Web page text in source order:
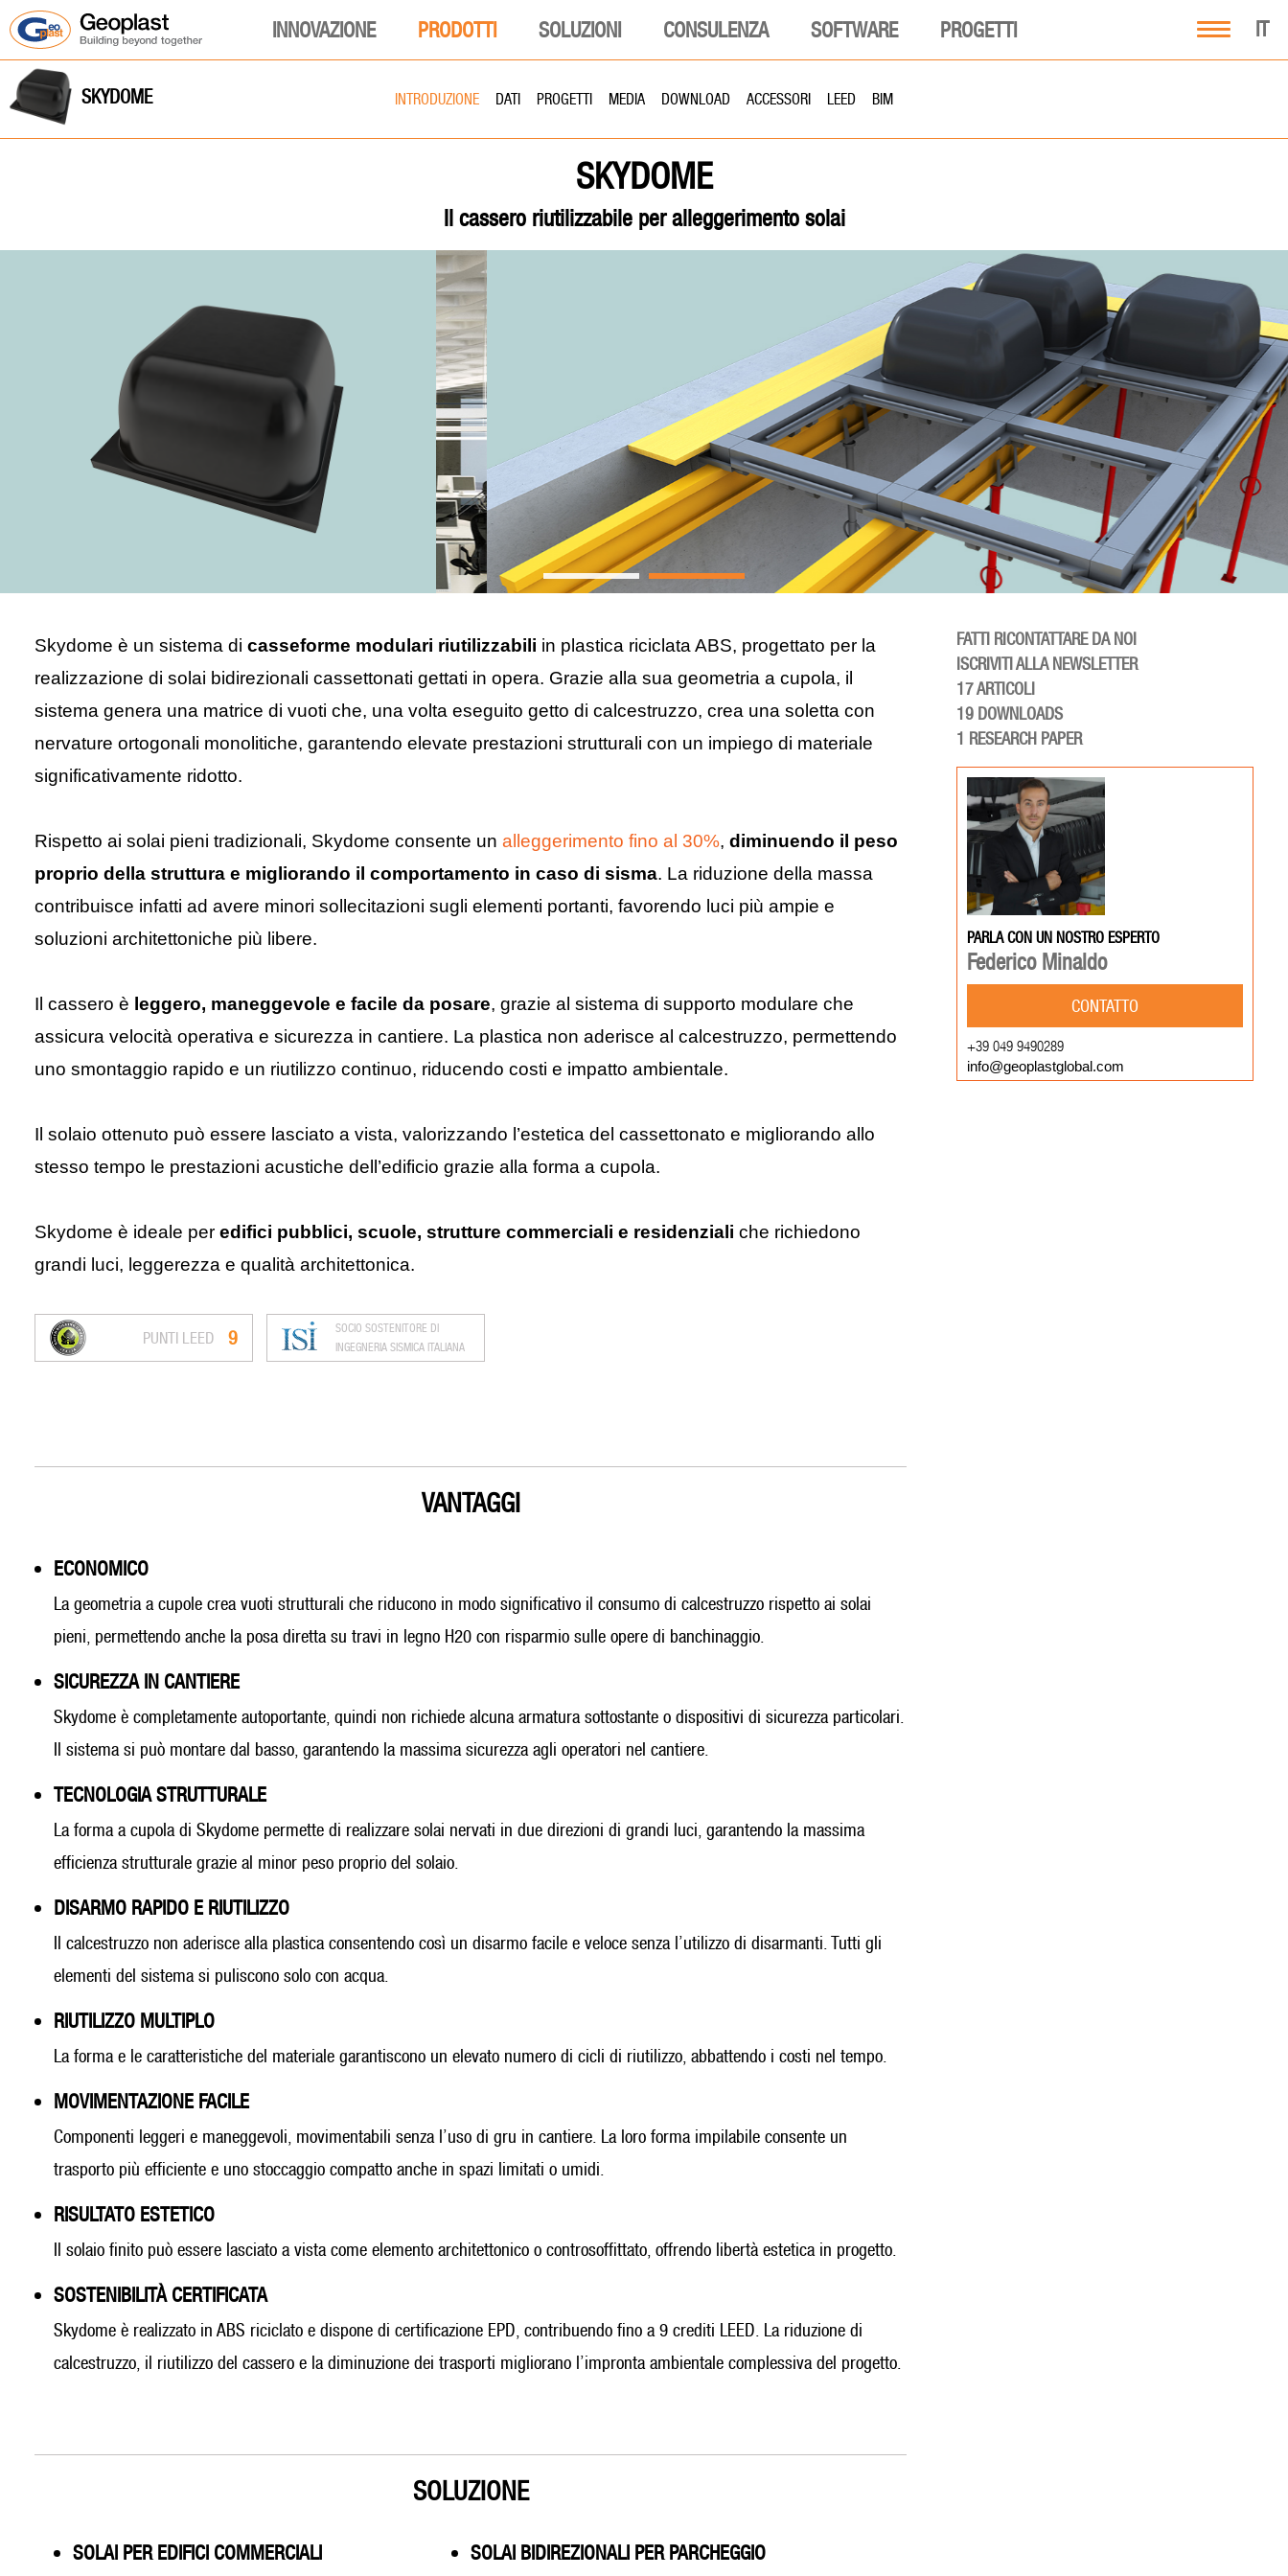
IT
INNOVAZIONE PRODOTTI SOLUZIONI CONSULENZA SOFTWARE PROGETTI
SKYDOME INTRODUZIONE DATI PROGETTI MEDIA DOWNLOAD ACCESSORI LEED BIM
SKYDOME
Il cassero riutilizzabile per alleggerimento solai
Skydome è un sistema di casseforme modulari riutilizzabili in plastica riciclata ABS, progettato per la
realizzazione di solai bidirezionali cassettonati gettati in opera. Grazie alla sua geometria a cupola, il
sistema genera una matrice di vuoti che, una volta eseguito getto di calcestruzzo, crea una soletta con
nervature ortogonali monolitiche, garantendo elevate prestazioni strutturali con un impiego di materiale
significativamente ridotto.
Rispetto ai solai pieni tradizionali, Skydome consente un alleggerimento fino al 30%, diminuendo il peso
proprio della struttura e migliorando il comportamento in caso di sisma. La riduzione della massa
contribuisce infatti ad avere minori sollecitazioni sugli elementi portanti, favorendo luci più ampie e
soluzioni architettoniche più libere.
Il cassero è leggero, maneggevole e facile da posare, grazie al sistema di supporto modulare che
assicura velocità operativa e sicurezza in cantiere. La plastica non aderisce al calcestruzzo, permettendo
uno smontaggio rapido e un riutilizzo continuo, riducendo costi e impatto ambientale.
Il solaio ottenuto può essere lasciato a vista, valorizzando l’estetica del cassettonato e migliorando allo
stesso tempo le prestazioni acustiche dell’edificio grazie alla forma a cupola.
Skydome è ideale per edifici pubblici, scuole, strutture commerciali e residenziali che richiedono
grandi luci, leggerezza e qualità architettonica.
PUNTI LEED 9
SOCIO SOSTENITORE DI
INGEGNERIA SISMICA ITALIANA
VANTAGGI
ECONOMICO
La geometria a cupole crea vuoti strutturali che riducono in modo significativo il consumo di calcestruzzo rispetto ai solai
pieni, permettendo anche la posa diretta su travi in legno H20 con risparmio sulle opere di banchinaggio.
SICUREZZA IN CANTIERE
Skydome è completamente autoportante, quindi non richiede alcuna armatura sottostante o dispositivi di sicurezza particolari.
Il sistema si può montare dal basso, garantendo la massima sicurezza agli operatori nel cantiere.
TECNOLOGIA STRUTTURALE
La forma a cupola di Skydome permette di realizzare solai nervati in due direzioni di grandi luci, garantendo la massima
efficienza strutturale grazie al minor peso proprio del solaio.
DISARMO RAPIDO E RIUTILIZZO
Il calcestruzzo non aderisce alla plastica consentendo così un disarmo facile e veloce senza l’utilizzo di disarmanti. Tutti gli
elementi del sistema si puliscono solo con acqua.
RIUTILIZZO MULTIPLO
La forma e le caratteristiche del materiale garantiscono un elevato numero di cicli di riutilizzo, abbattendo i costi nel tempo.
MOVIMENTAZIONE FACILE
Componenti leggeri e maneggevoli, movimentabili senza l’uso di gru in cantiere. La loro forma impilabile consente un
trasporto più efficiente e uno stoccaggio compatto anche in spazi limitati o umidi.
RISULTATO ESTETICO
Il solaio finito può essere lasciato a vista come elemento architettonico o controsoffittato, offrendo libertà estetica in progetto.
SOSTENIBILITÀ CERTIFICATA
Skydome è realizzato in ABS riciclato e dispone di certificazione EPD, contribuendo fino a 9 crediti LEED. La riduzione di
calcestruzzo, il riutilizzo del cassero e la diminuzione dei trasporti migliorano l’impronta ambientale complessiva del progetto.
SOLUZIONE
SOLAI PER EDIFICI COMMERCIALI SOLAI BIDIREZIONALI PER PARCHEGGIO
FATTI RICONTATTARE DA NOI
ISCRIVITI ALLA NEWSLETTER
17ARTICOLI
19 DOWNLOADS
1 RESEARCH PAPER
PARLA CON UN NOSTRO ESPERTO
Federico Minaldo
CONTATTO
+39 049 9490289
info@geoplastglobal.com